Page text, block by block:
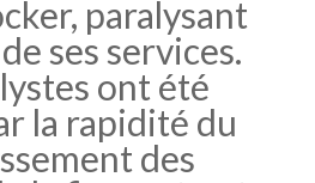
paralysant
ses services.
ont été
la rapidité du
des